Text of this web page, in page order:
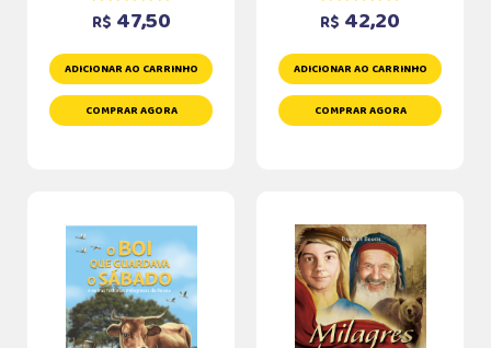
R$ 47,50
ADICIONAR AO CARRINHO
COMPRAR AGORA
R$ 42,20
ADICIONAR AO CARRINHO
COMPRAR AGORA